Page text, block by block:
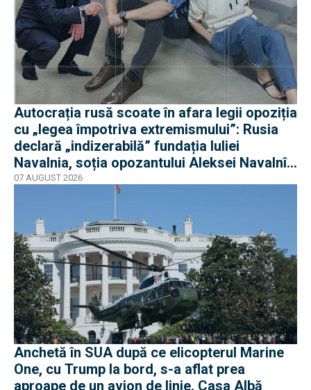
Autocrația rusă scoate în afara legii opoziția
cu „legea împotriva extremismului”: Rusia
declară „indizerabilă” fundația Iuliei
Navalnia, soția opozantului Aleksei Navalnîi,
ucis în închisorile siberiene
07 AUGUST 2026
Anchetă în SUA după ce elicopterul Marine
One, cu Trump la bord, s-a aflat prea
aproape de un avion de linie. Casa Albă